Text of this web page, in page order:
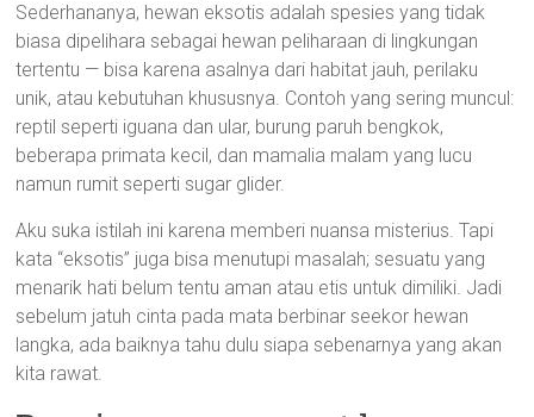
Sederhananya, hewan eksotis adalah spesies yang tidak
biasa dipelihara sebagai hewan peliharaan di lingkungan
tertentu — bisa karena asalnya dari habitat jauh, perilaku
unik, atau kebutuhan khususnya. Contoh yang sering muncul:
reptil seperti iguana dan ular, burung paruh bengkok,
beberapa primata kecil, dan mamalia malam yang lucu
namun rumit seperti sugar glider.
Aku suka istilah ini karena memberi nuansa misterius. Tapi
kata “eksotis” juga bisa menutupi masalah; sesuatu yang
menarik hati belum tentu aman atau etis untuk dimiliki. Jadi
sebelum jatuh cinta pada mata berbinar seekor hewan
langka, ada baiknya tahu dulu siapa sebenarnya yang akan
kita rawat.